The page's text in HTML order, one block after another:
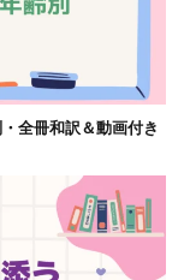
全冊和訳＆動画付き